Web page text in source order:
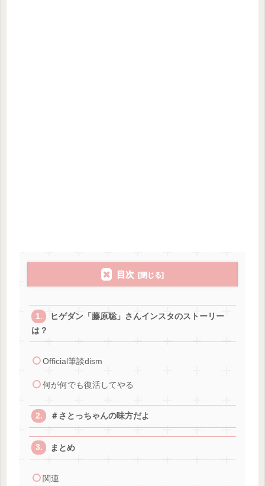
目次
ヒゲダン「藤原聡」さんインスタのストーリー
は？
Official筆談dism
何が何でも復活してやる
＃さとっちゃんの味方だよ
まとめ
関連